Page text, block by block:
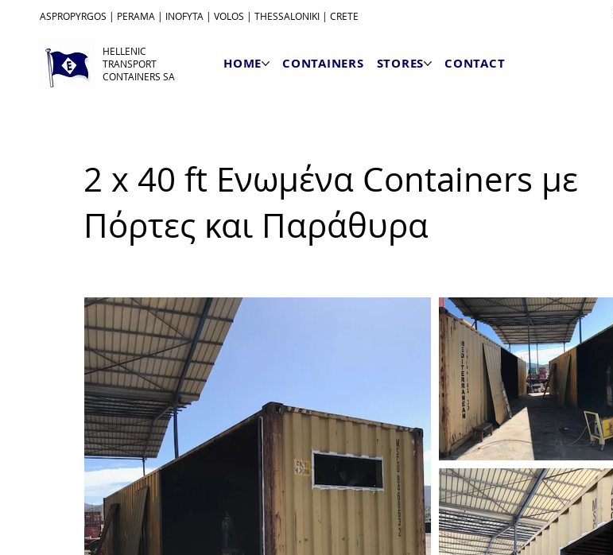
ASPROPYRGOS | PERAMA | INOFYTA | VOLOS | THESSALONIKI | CRETE
HELLENIC
TRANSPORT
CONTAINERS SA
HOME CONTAINERS STORES CONTACT
2 x 40 ft Ενωμένα Containers με
Πόρτες και Παράθυρα